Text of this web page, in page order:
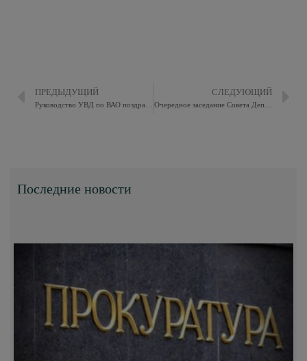
ПРЕДЫДУЩИЙ СЛЕДУЮЩИЙ
Последние новости